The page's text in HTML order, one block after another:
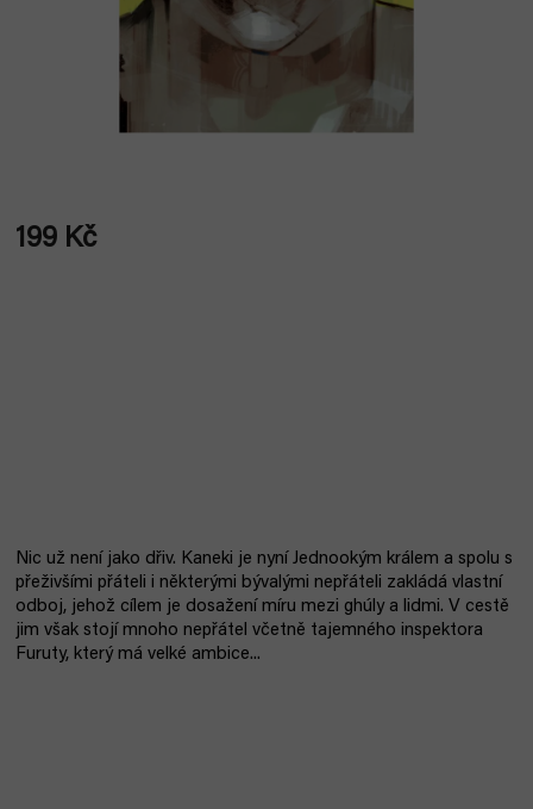
199 Kč
Nic už není jako dřiv. Kaneki je nyní Jednookým králem a spolu s
přeživšími přáteli i některými bývalými nepřáteli zakládá vlastní
odboj, jehož cílem je dosažení míru mezi ghúly a lidmi. V cestě
jim však stojí mnoho nepřátel včetně tajemného inspektora
Furuty, který má velké ambice...